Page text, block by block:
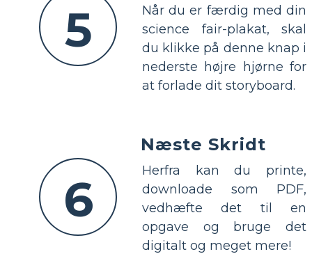
5
Når du er færdig med din
science fair-plakat, skal
du klikke på denne knap i
nederste højre hjørne for
at forlade dit storyboard.
6
Næste Skridt
Herfra kan du printe,
downloade som PDF,
vedhæfte det til en
opgave og bruge det
digitalt og meget mere!